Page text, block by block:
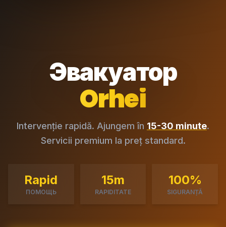
Эвакуатор
Orhei
Intervenție rapidă. Ajungem în 15-30 minute.
Servicii premium la preț standard.
Rapid
ПОМОЩЬ
15m
RAPIDITATE
100%
SIGURANȚĂ